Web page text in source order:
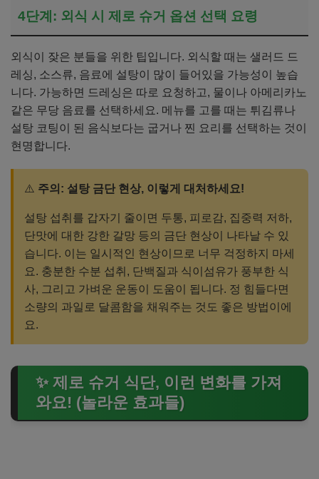
4단계: 외식 시 제로 슈거 옵션 선택 요령
외식이 잦은 분들을 위한 팁입니다. 외식할 때는 샐러드 드
레싱, 소스류, 음료에 설탕이 많이 들어있을 가능성이 높습
니다. 가능하면 드레싱은 따로 요청하고, 물이나 아메리카노
같은 무당 음료를 선택하세요. 메뉴를 고를 때는 튀김류나
설탕 코팅이 된 음식보다는 굽거나 찐 요리를 선택하는 것이
현명합니다.
⚠️ 주의: 설탕 금단 현상, 이렇게 대처하세요!
설탕 섭취를 갑자기 줄이면 두통, 피로감, 집중력 저하,
단맛에 대한 강한 갈망 등의 금단 현상이 나타날 수 있
습니다. 이는 일시적인 현상이므로 너무 걱정하지 마세
요. 충분한 수분 섭취, 단백질과 식이섬유가 풍부한 식
사, 그리고 가벼운 운동이 도움이 됩니다. 정 힘들다면
소량의 과일로 달콤함을 채워주는 것도 좋은 방법이에
요.
✨ 제로 슈거 식단, 이런 변화를 가져
와요! (놀라운 효과들)